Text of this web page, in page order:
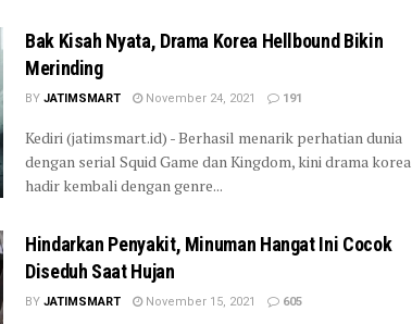
Bak Kisah Nyata, Drama Korea Hellbound Bikin
Merinding
BY JATIMSMART November 24, 2021 191
Kediri (jatimsmart.id) - Berhasil menarik perhatian dunia
dengan serial Squid Game dan Kingdom, kini drama korea
hadir kembali dengan genre...
Hindarkan Penyakit, Minuman Hangat Ini Cocok
Diseduh Saat Hujan
BY JATIMSMART November 15, 2021 605